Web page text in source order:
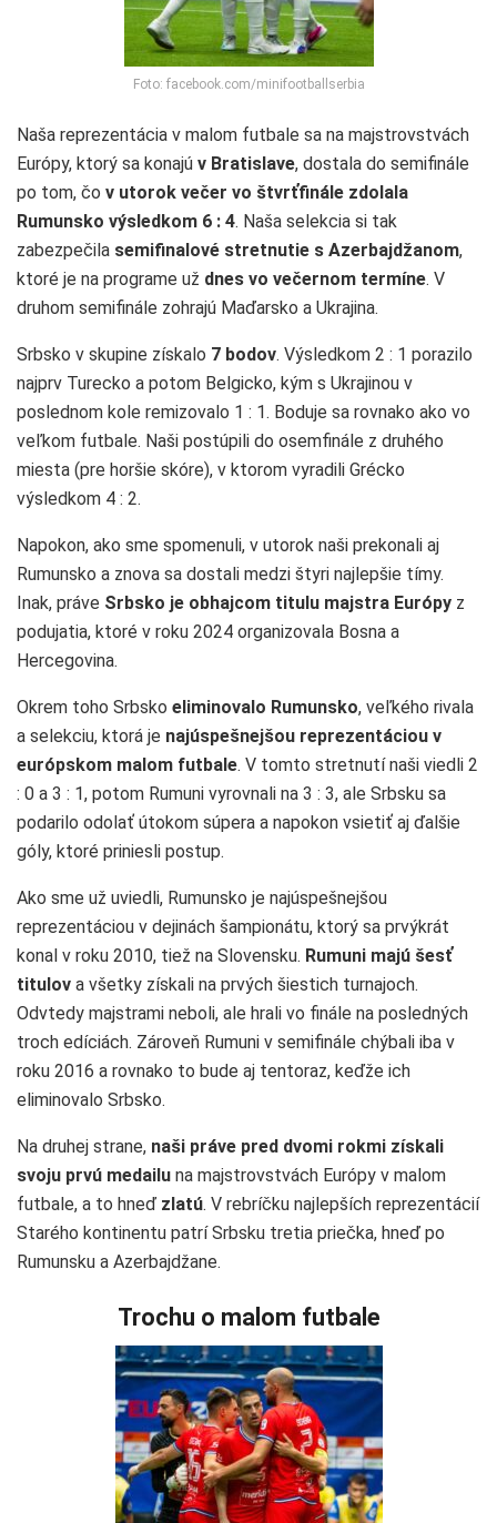
Foto: facebook.com/minifootballserbia
Naša reprezentácia v malom futbale sa na majstrovstvách
Európy, ktorý sa konajú v Bratislave, dostala do semifinále
po tom, čo v utorok večer vo štvrťfinále zdolala
Rumunsko výsledkom 6 : 4. Naša selekcia si tak
zabezpečila semifinalové stretnutie s Azerbajdžanom,
ktoré je na programe už dnes vo večernom termíne. V
druhom semifinále zohrajú Maďarsko a Ukrajina.
Srbsko v skupine získalo 7 bodov. Výsledkom 2 : 1 porazilo
najprv Turecko a potom Belgicko, kým s Ukrajinou v
poslednom kole remizovalo 1 : 1. Boduje sa rovnako ako vo
veľkom futbale. Naši postúpili do osemfinále z druhého
miesta (pre horšie skóre), v ktorom vyradili Grécko
výsledkom 4 : 2.
Napokon, ako sme spomenuli, v utorok naši prekonali aj
Rumunsko a znova sa dostali medzi štyri najlepšie tímy.
Inak, práve Srbsko je obhajcom titulu majstra Európy z
podujatia, ktoré v roku 2024 organizovala Bosna a
Hercegovina.
Okrem toho Srbsko eliminovalo Rumunsko, veľkého rivala
a selekciu, ktorá je najúspešnejšou reprezentáciou v
európskom malom futbale. V tomto stretnutí naši viedli 2
: 0 a 3 : 1, potom Rumuni vyrovnali na 3 : 3, ale Srbsku sa
podarilo odolať útokom súpera a napokon vsietiť aj ďalšie
góly, ktoré priniesli postup.
Ako sme už uviedli, Rumunsko je najúspešnejšou
reprezentáciou v dejinách šampionátu, ktorý sa prvýkrát
konal v roku 2010, tiež na Slovensku. Rumuni majú šesť
titulov a všetky získali na prvých šiestich turnajoch.
Odvtedy majstrami neboli, ale hrali vo finále na posledných
troch edíciách. Zároveň Rumuni v semifinále chýbali iba v
roku 2016 a rovnako to bude aj tentoraz, keďže ich
eliminovalo Srbsko.
Na druhej strane, naši práve pred dvomi rokmi získali
svoju prvú medailu na majstrovstvách Európy v malom
futbale, a to hneď zlatú. V rebríčku najlepších reprezentácií
Starého kontinentu patrí Srbsku tretia priečka, hneď po
Rumunsku a Azerbajdžane.
Trochu o malom futbale